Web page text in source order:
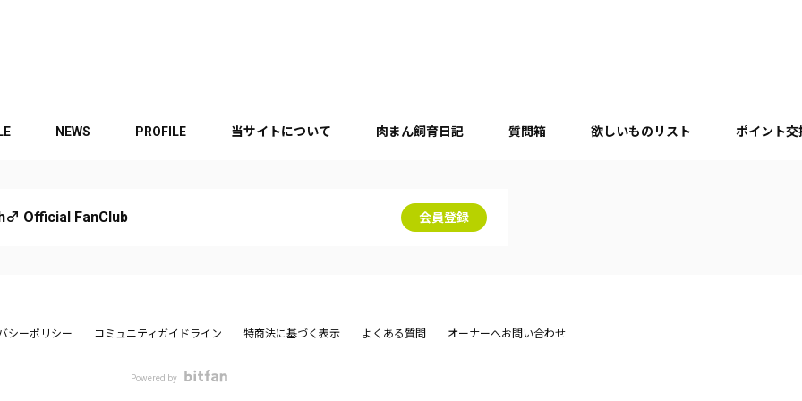
NEWS PROFILE 当サイトについて 肉まん飼育日記 質問箱 欲しいものリスト ポイント交
Official FanClub 会員登録
シーポリシー コミュニティガイドライン 特商法に基づく表示 よくある質問 オーナーへお問い合わせ
Powered by